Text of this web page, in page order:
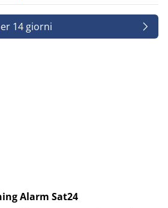
14 giorni
Alarm Sat24